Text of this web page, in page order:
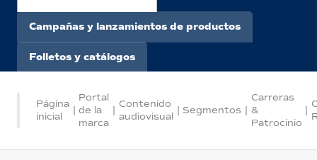
Campañas y lanzamientos de productos
Folletos y catálogos
Página
inicial
|
Portal
de la
marca
|
Contenido
audiovisual
| Segmentos |
Carreras
&
Patrocinio
|